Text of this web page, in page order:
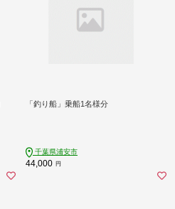
「釣り船」乗船1名様分
千葉県浦安市
44,000 円